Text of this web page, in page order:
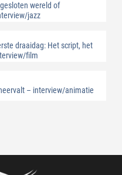
wereld of
jazz
draaidag: Het script, het
film
– interview/animatie